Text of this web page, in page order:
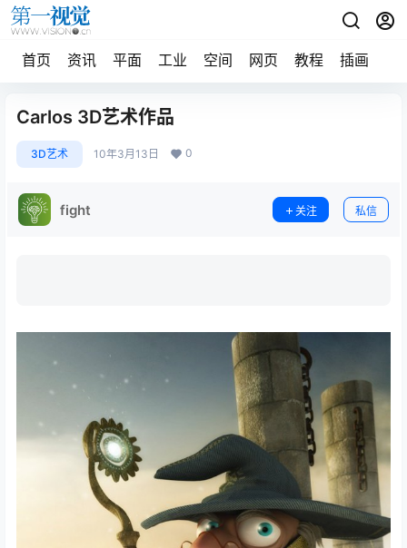
首页 资讯 平面 工业 空间 网页 教程 插画
Carlos 3D艺术作品
3D艺术 10年3月13日 0
fight 关注 私信